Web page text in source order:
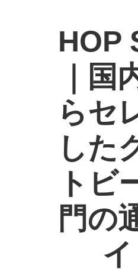
HOP
｜国
らセ
した
トビ
門の
イ